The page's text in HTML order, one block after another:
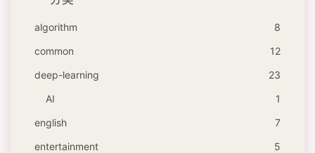
algorithm
8
common
12
deep-learning
23
AI
1
english
7
entertainment
5